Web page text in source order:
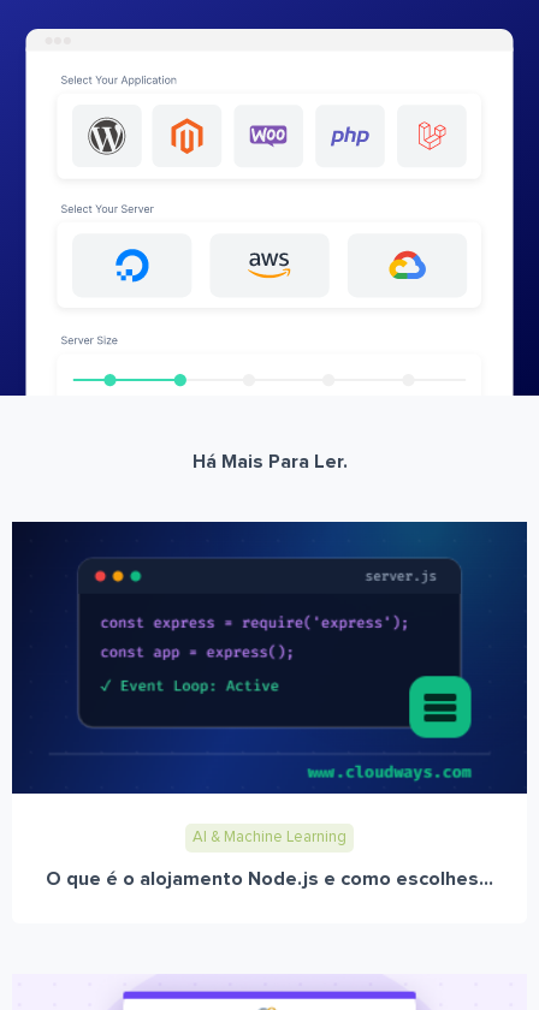
Há Mais Para Ler.
AI & Machine Learning
O que é o alojamento Node.js e como escolhes...